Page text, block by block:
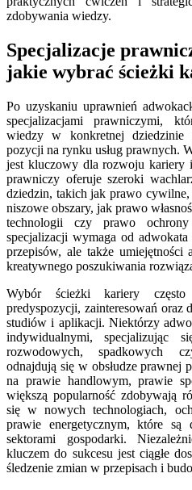
zdobywania wiedzy.
Specjalizacje
jakie wybrać ścieżki
Po uzyskaniu uprawnień
specjalizacjami prawniczymi,
wiedzy w konkretnej dziedzinie
pozycji na rynku usług prawnych.
jest kluczowy dla rozwoju kariery
prawniczy oferuje szeroki
dziedzin, takich jak prawo
niszowe obszary, jak prawo
technologii czy prawo
specjalizacji wymaga od
przepisów, ale także umiejętności
kreatywnego poszukiwania
Wybór ścieżki kariery
predyspozycji, zainteresowań oraz
studiów i aplikacji. Niektórzy
indywidualnymi, specjalizując
rozwodowych, spadkowych
odnajdują się w obsłudze prawnej
na prawie handlowym, prawie
większą popularność zdobywają
się w nowych technologiach,
prawie energetycznym, które są
sektorami gospodarki.
kluczem do sukcesu jest ciągłe
śledzenie zmian w przepisach i